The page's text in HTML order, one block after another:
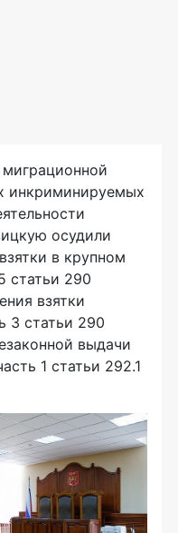
миграционной
инкриминируемых
осудили
в крупном
статьи 290
взятки
3 статьи 290
выдачи
1 статьи 292.1